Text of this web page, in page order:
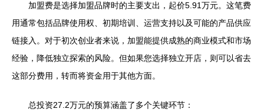
加盟费是选择加盟品牌时的主要支出，起价5.91万元。这笔费
用通常包括品牌使用权、初期培训、运营支持以及可能的产品供应
链接入。对于初次创业者来说，加盟能提供成熟的商业模式和市场
经验，降低独立探索的风险。但如果您选择独立开店，则可以省去
这部分费用，转而将资金用于其他方面。
总投资27.2万元的预算涵盖了多个关键环节：